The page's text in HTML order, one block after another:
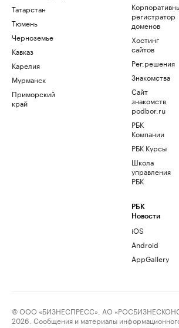
Татарстан
Тюмень
Черноземье
Кавказ
Карелия
Мурманск
Приморский
край
регистратор
доменов
Хостинг
сайтов
Рег.решения
Знакомства
Сайт
знакомств
podbor.ru
РБК
Компании
РБК Курсы
Школа
управления
РБК
РБК
Новости
iOS
Android
AppGallery
© ООО «БИЗНЕСПРЕСС», АО
2026. Сообщения и материалы информационного